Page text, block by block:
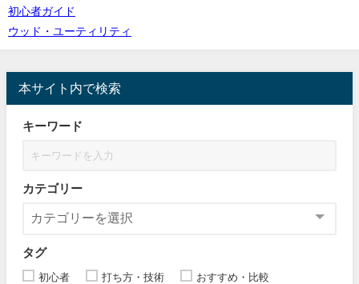
初心者ガイド
ウッド・ユーティリティ
本サイト内で検索
キーワード
カテゴリー
タグ
初心者 打ち方・技術
おすすめ・比較